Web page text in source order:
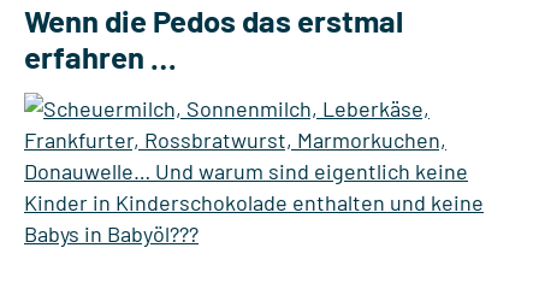
Wenn die Pedos das erstmal
erfahren …